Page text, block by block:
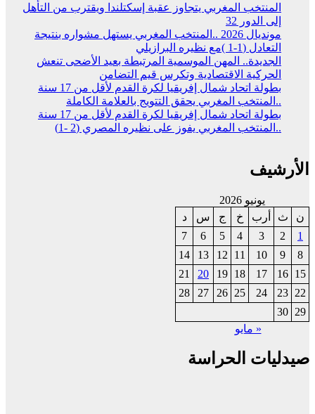
المنتخب المغربي يتجاوز عقبة إسكتلندا ويقترب من التأهل
إلى الدور 32
مونديال 2026 ..المنتخب المغربي يستهل مشواره بنتيجة
التعادل (1-1 )مع نظيره البرازيلي
الجديدة.. المهن الموسمية المرتبطة بعيد الأضحى تنعش
الحركية الاقتصادية وتكرس قيم التضامن
بطولة اتحاد شمال إفريقيا لكرة القدم لأقل من 17 سنة
..المنتخب المغربي يحقق التتويج بالعلامة الكاملة
بطولة اتحاد شمال إفريقيا لكرة القدم لأقل من 17 سنة
..المنتخب المغربي يفوز على نظيره المصري (2 -1)
الأرشيف
يونيو 2026
ن
ث أرب خ ج س
د
1
2
3
4
5
6
7
8
9
10
11
12
13
14
15
16
17
18
19
20
21
22
23
24
25
26
27
28
29
30
« مايو
صيدليات الحراسة